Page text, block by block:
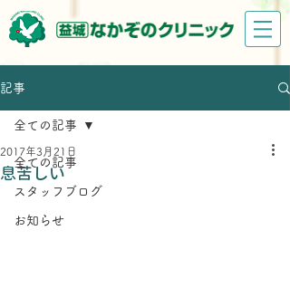
記事
全ての記事
スタッフブログ
お知らせ
全ての記事
息苦しい
2017年3月21日